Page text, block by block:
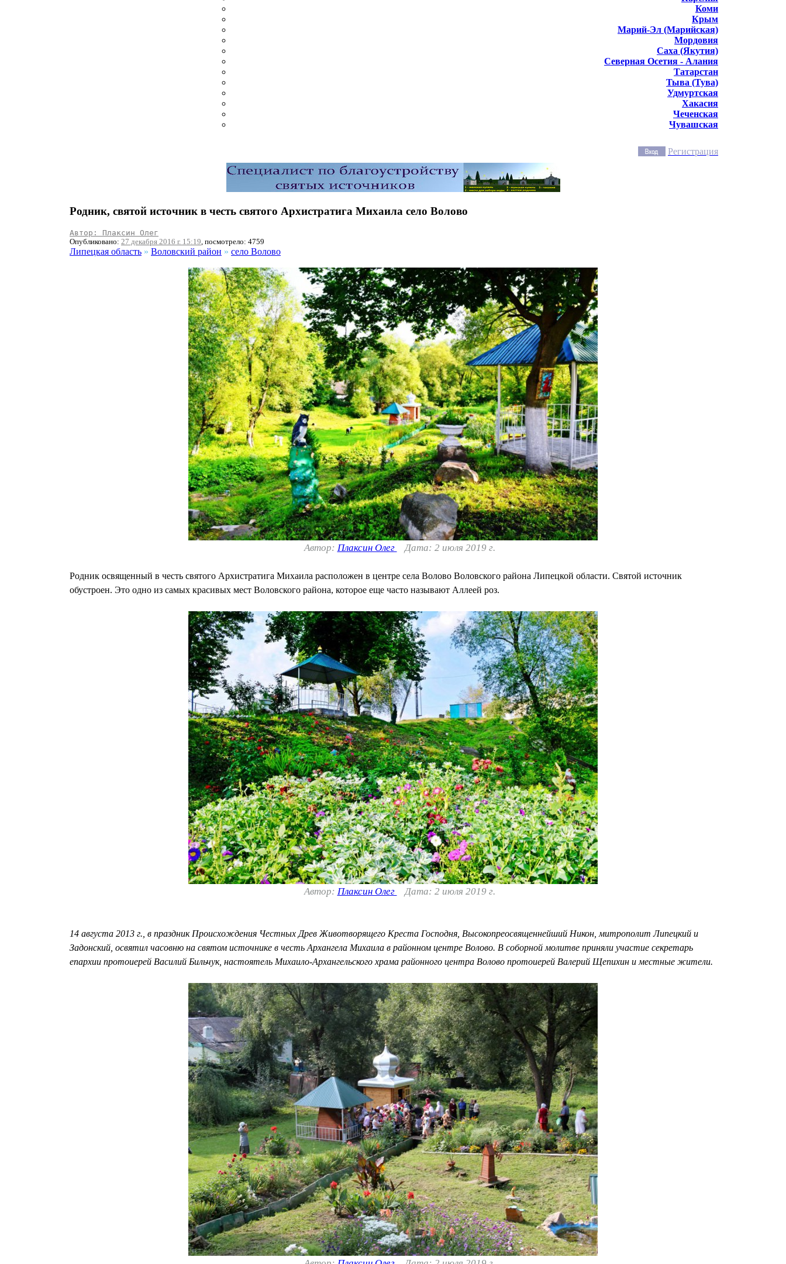
Коми
Крым
Марий-Эл (Марийская)
Мордовия
Саха (Якутия)
Северная Осетия - Алания
Татарстан
Тыва (Тува)
Удмуртская
Хакасия
Чеченская
Чувашская
Регистрация
Родник, святой источник в честь святого Архистратига Михаила село Волово
Автор: Плаксин Олег
Опубликовано: 27 декабря 2016 г. 15:19, посмотрело: 4759
Липецкая область » Воловский район » село Волово
Автор: Плаксин Олег Дата: 2 июля 2019 г.
Родник освященный в честь святого Архистратига Михаила расположен в центре села Волово Воловского района Липецкой области. Святой источник
обустроен. Это одно из самых красивых мест Воловского района, которое еще часто называют Аллеей роз.
Автор: Плаксин Олег Дата: 2 июля 2019 г.
14 августа 2013 г., в праздник Происхождения Честных Древ Животворящего Креста Господня, Высокопреосвященнейший Никон, митрополит Липецкий и
Задонский, освятил часовню на святом источнике в честь Архангела Михаила в районном центре Волово. В соборной молитве приняли участие секретарь
епархии протоиерей Василий Бильчук, настоятель Михаило-Архангельского храма районного центра Волово протоиерей Валерий Щепихин и местные жители.